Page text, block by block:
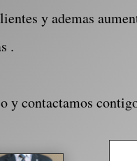
y ademas
.
y contactamos